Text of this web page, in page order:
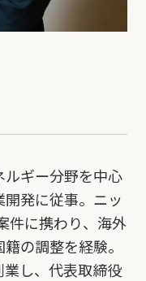
ギー分野を中心
発に従事。ニッ
件に携わり、海外
の調整を経験。
し、代表取締役